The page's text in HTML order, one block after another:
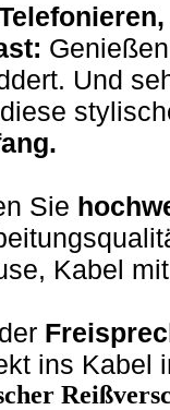
Und
Sie
Kabel
ins Kabel